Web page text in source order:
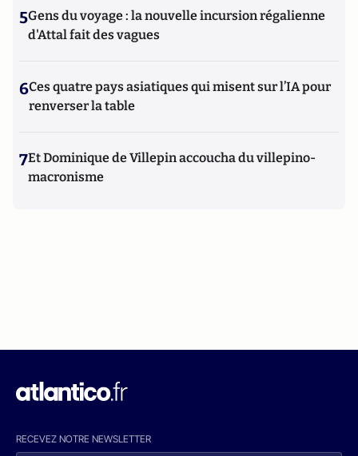
5Gens du voyage : la nouvelle incursion régalienne
d'Attal fait des vagues
6Ces quatre pays asiatiques qui misent sur l’IA pour
renverser la table
7Et Dominique de Villepin accoucha du villepino-
macronisme
RECEVEZ NOTRE NEWSLETTER